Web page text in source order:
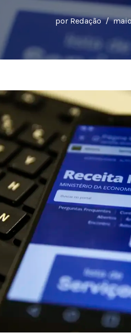
por Redação